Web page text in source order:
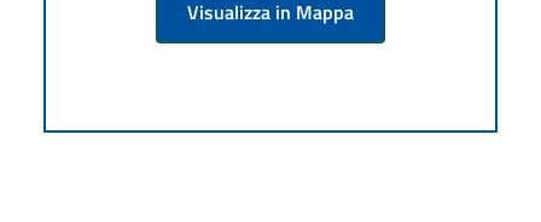
Visualizza in Mappa